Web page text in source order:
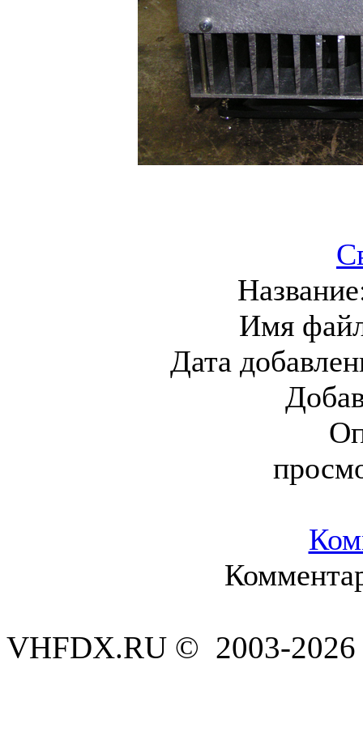
Имя
Дата
VHFDX.RU © 2003-2026